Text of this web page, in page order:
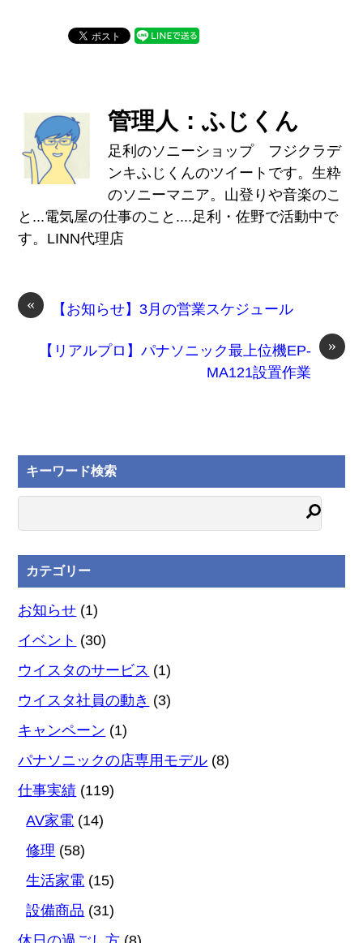
管理人：ふじくん
足利のソニーショップ フジクラデ
ンキふじくんのツイートです。生粋
のソニーマニア。山登りや音楽のこ
と...電気屋の仕事のこと....足利・佐野で活動中で
す。LINN代理店
« 【お知らせ】3月の営業スケジュール
»
【リアルプロ】パナソニック最上位機EP-
MA121設置作業
キーワード検索
カテゴリー
お知らせ (1)
イベント (30)
ウイスタのサービス (1)
ウイスタ社員の動き (3)
キャンペーン (1)
パナソニックの店専用モデル (8)
仕事実績 (119)
AV家電 (14)
修理 (58)
生活家電 (15)
設備商品 (31)